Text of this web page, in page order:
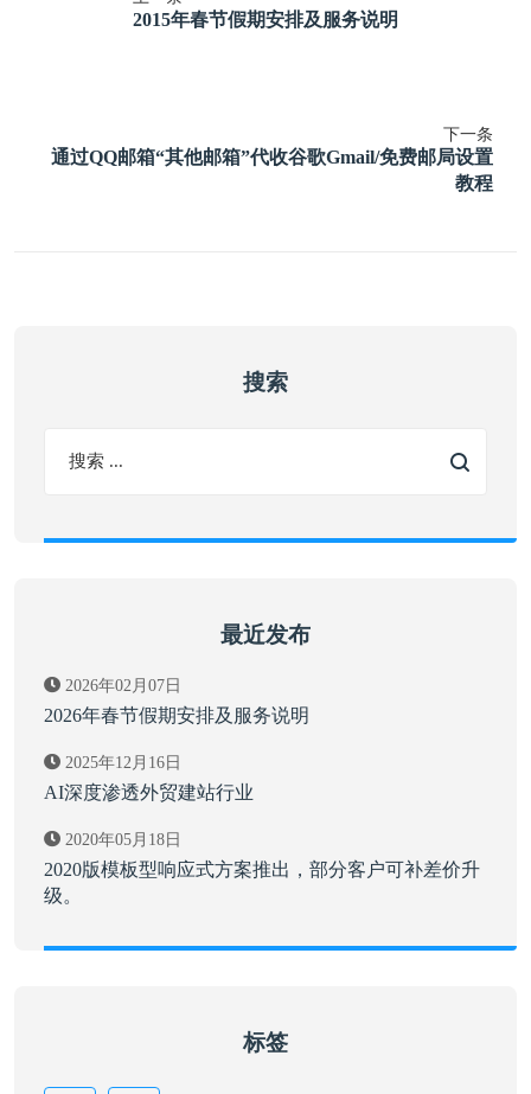
2015年春节假期安排及服务说明
下一条
通过QQ邮箱“其他邮箱”代收谷歌Gmail/免费邮局设置
教程
搜索
最近发布
2026年02月07日
2026年春节假期安排及服务说明
2025年12月16日
AI深度渗透外贸建站行业
2020年05月18日
2020版模板型响应式方案推出，部分客户可补差价升
级。
标签